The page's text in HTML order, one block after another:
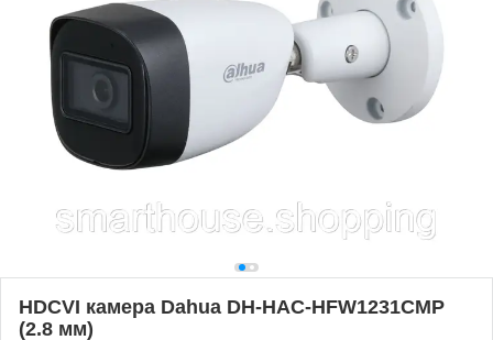
HDCVI камера Dahua DH-HAC-HFW1231CMP
(2.8 мм)